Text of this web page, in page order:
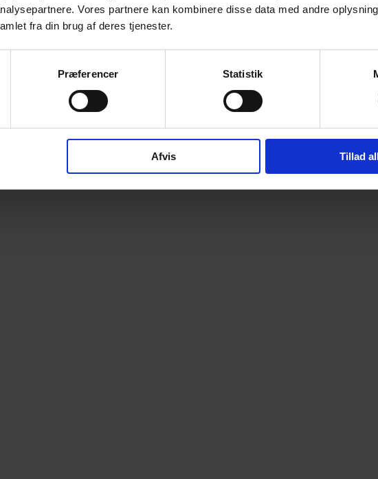
Vores partnere kan kombinere disse data med andre
fra din brug af deres tjenester.
Præferencer Statistik
Afvis Tillad